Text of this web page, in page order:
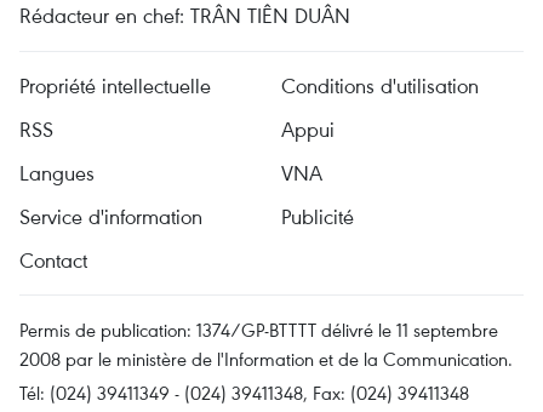
Rédacteur en chef: TRÂN TIÊN DUÂN
Propriété intellectuelle
Conditions d'utilisation
RSS
Appui
Langues
VNA
Service d'information
Publicité
Contact
Permis de publication: 1374/GP-BTTTT délivré le 11 septembre
2008 par le ministère de l'Information et de la Communication.
Tél: (024) 39411349 - (024) 39411348, Fax: (024) 39411348